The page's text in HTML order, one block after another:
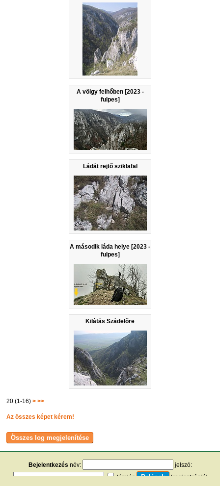
A völgy felhőben [2023 -
fulpes]
Ládát rejtő sziklafal
A második láda helye [2023 -
fulpes]
Kilátás Szádelőre
20 (1-16)> >>
Az összes képet kérem!
Bejelentkezés név:
jelszó:
tárolás
[regisztráció]